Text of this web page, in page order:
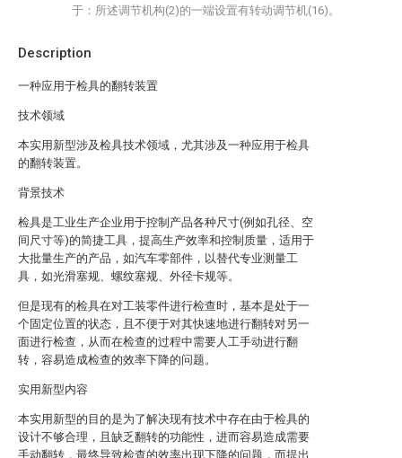
Description
一种应用于检具的翻转装置
技术领域
本实用新型涉及检具技术领域，尤其涉及一种应用于检具
的翻转装置。
背景技术
检具是工业生产企业用于控制产品各种尺寸(例如孔径、空
间尺寸等)的简捷工具，提高生产效率和控制质量，适用于
大批量生产的产品，如汽车零部件，以替代专业测量工
具，如光滑塞规、螺纹塞规、外径卡规等。
但是现有的检具在对工装零件进行检查时，基本是处于一
个固定位置的状态，且不便于对其快速地进行翻转对另一
面进行检查，从而在检查的过程中需要人工手动进行翻
转，容易造成检查的效率下降的问题。
实用新型内容
本实用新型的目的是为了解决现有技术中存在由于检具的
设计不够合理，且缺乏翻转的功能性，进而容易造成需要
手动翻转，最终导致检查的效率出现下降的问题，而提出
于：所述调节机构(2)的一端设置有转动调节机(16)。